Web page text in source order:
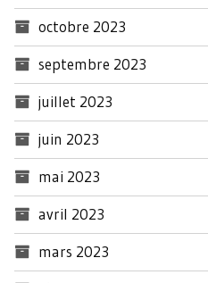
octobre 2023
septembre 2023
juillet 2023
juin 2023
mai 2023
avril 2023
mars 2023